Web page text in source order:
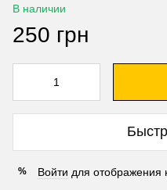
В наличии
250 грн
% Войти для отображения